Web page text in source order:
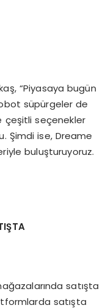
“Piyasaya bugün
süpürgeler de
çeşitli seçenekler
Şimdi ise, Dreame
buluşturuyoruz.
satışta
satışta